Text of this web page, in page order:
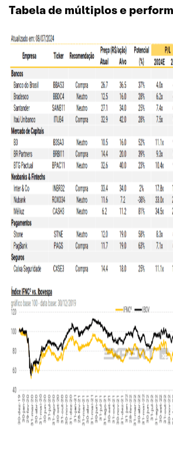
Tabela de múltiplos e